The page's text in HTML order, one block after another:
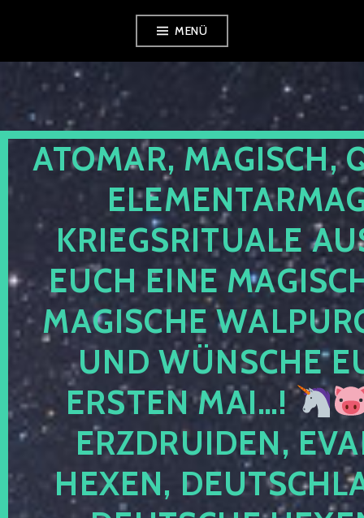
springen
MENÜ
ATOMAR, MAGISCH,
KRIEGSRITUALE
EUCH EINE
MAGISCHE
UND WÜNSCHE
ERSTEN MAI…!
ERZDRUIDEN,
HEXEN,